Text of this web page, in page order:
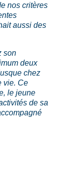
nos critères
aussi des
son
deux
chez
vie. Ce
le jeune
de sa